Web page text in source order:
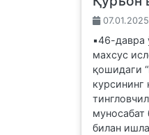
07.01.2025
▪️46-давра
махсус
қошидаги
курсининг
билан